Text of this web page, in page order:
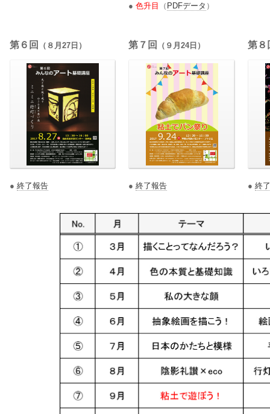
● 色升目 （ PDFデータ ）
第６回 （８月27日）
● 終了報告
第７回 （９月24日）
● 終了報告
第８
● 終